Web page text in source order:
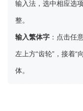
输入法，选中相应选
整。
输入繁体字 ：点击任
左上方“齿轮”，接着“
体。